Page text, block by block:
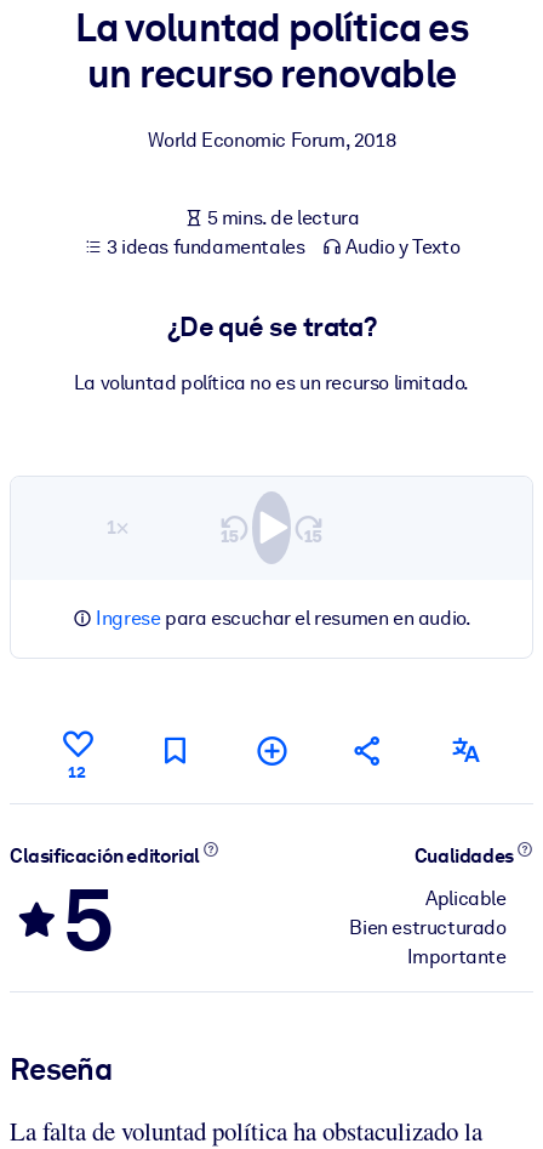
Para LMS/LXP
obtener mejores resultados de aprendizaje.
Enriquezca su biblioteca corporativa con conocimientos
Alimente sus sistemas de IA con conocimientos fiables y
estructurados para mejorar los resultados.
La voluntad política es
un recurso renovable
World Economic Forum,2018
5 mins. de lectura
3 ideas fundamentales
Audio y Texto
¿De qué se trata?
La voluntad política no es un recurso limitado.
1×
Ingresepara escuchar el resumen en audio.
12
Clasificación editorial
5
Cualidades
Aplicable
Bien estructurado
Importante
Reseña
La falta de voluntad política ha obstaculizado la